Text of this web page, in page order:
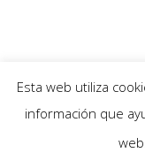
Esta web utiliza
información que